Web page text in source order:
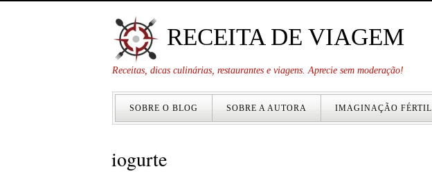
RECEITA DE VIAGEM
Receitas, dicas culinárias, restaurantes e viagens. Aprecie sem moderação!
SOBRE O BLOG SOBRE A AUTORA IMAGINAÇÃO FÉRTIL
iogurte